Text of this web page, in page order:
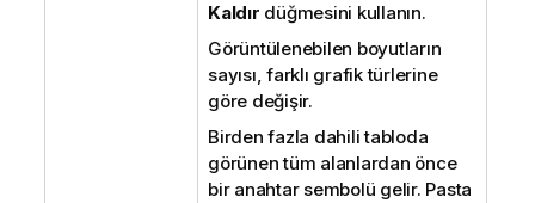
Kaldır düğmesini kullanın.
Görüntülenebilen boyutların
sayısı, farklı grafik türlerine
göre değişir.
Birden fazla dahili tabloda
görünen tüm alanlardan önce
bir anahtar sembolü gelir. Pasta